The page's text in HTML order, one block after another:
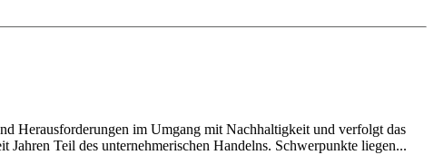
Herausforderungen im Umgang mit Nachhaltigkeit und verfolgt das
Teil des unternehmerischen Handelns. Schwerpunkte liegen...